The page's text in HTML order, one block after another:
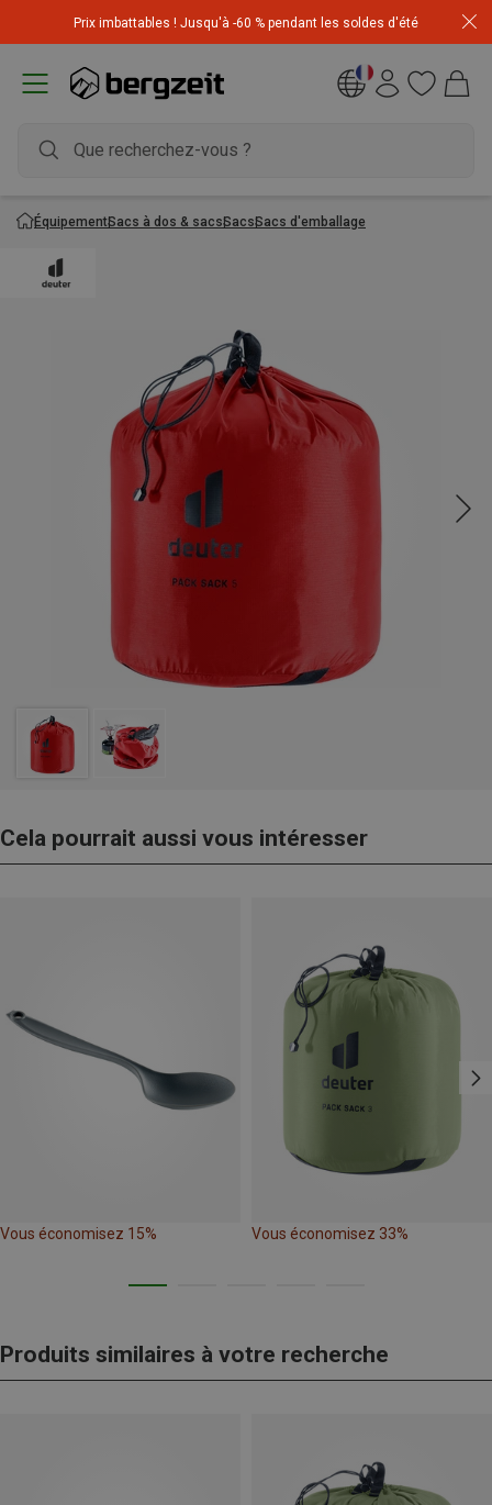
Prix imbattables ! Jusqu'à -60 % pendant les soldes d'été
l'article le moins cher! Code
ÉquipementSacs à dos & sacsSacsSacs d'emballage
Cela pourrait aussi vous intéresser
Vous économisez 15% Vous économisez 33%
Produits similaires à votre recherche